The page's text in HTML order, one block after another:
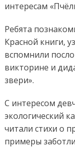
интересам
Ребята
Красной книги,
вспомнили
викторине и
звери».
С интересом
экологический
читали стихи о
примеры